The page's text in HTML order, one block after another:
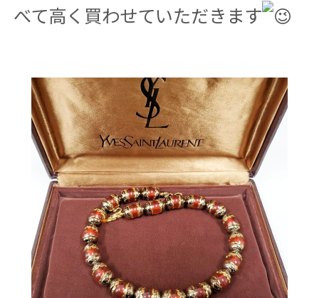
べて高く買わせていただきます